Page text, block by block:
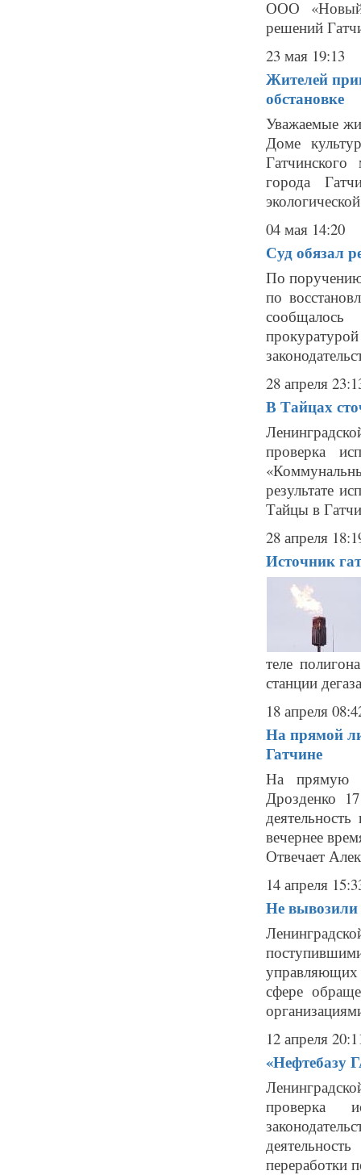
ООО «Новый
решений
23 мая 19:13
Жителей
обстановке
Уважаемые
Доме
города
04 мая 14:20
Суд обязал
По поручению
по
сообщалось
28 апреля
В Тайцах
проверка
результате
Тайцы в
28 апреля
Источник
теле
станции
18 апреля
На прямой
Гатчине
На прямую
Дрозденко
вечернее
Отвечает
14 апреля
Не
управляющих
сфере
12 апреля
«Нефтебазу
проверка
переработки